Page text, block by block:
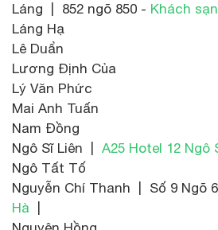
Láng | 852 ngõ 850 - Khách
Láng Hạ
Lê Duẩn
Lương Định Của
Lý Văn Phức
Mai Anh Tuấn
Nam Đồng
Ngô Sĩ Liên | A25 Hotel 12 Ngô
Ngô Tất Tố
Nguyễn Chí Thanh | Số 9 Ngõ
Hà